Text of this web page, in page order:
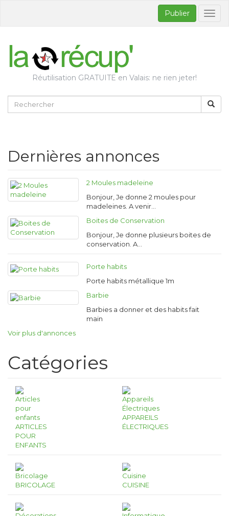
Publier
Réutilisation GRATUITE en Valais: ne rien jeter!
Dernières annonces
2 Moules madeleine
Bonjour, Je donne 2 moules pour
madeleines. A venir…
Boites de Conservation
Bonjour, Je donne plusieurs boites de
conservation. A…
Porte habits
Porte habits métallique 1m
Barbie
Barbies a donner et des habits fait
main
Voir plus d'annonces
Catégories
ARTICLES
POUR
ENFANTS
APPAREILS
ÉLECTRIQUES
BRICOLAGE CUISINE